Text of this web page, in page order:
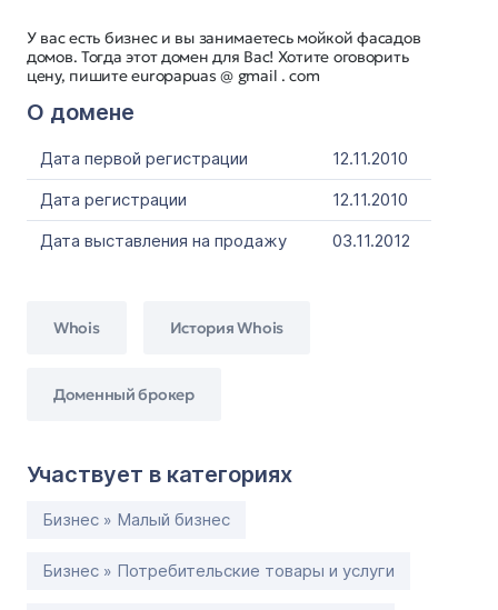
У вас есть бизнес и вы занимаетесь мойкой фасадов
домов. Тогда этот домен для Вас! Хотите оговорить
цену, пишите europapuas @ gmail . com
О домене
Дата первой регистрации
12.11.2010
Дата регистрации
12.11.2010
Дата выставления на продажу
03.11.2012
Whois История Whois
Доменный брокер
Участвует в категориях
Бизнес » Малый бизнес
Бизнес » Потребительские товары и услуги